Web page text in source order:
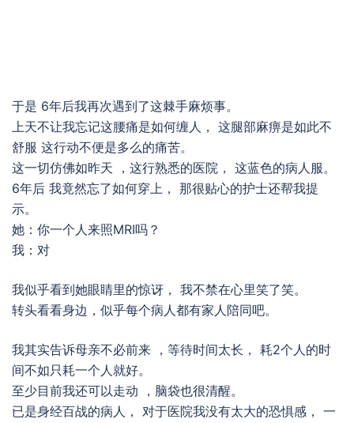
于是 6年后我再次遇到了这棘手麻烦事。
上天不让我忘记这腰痛是如何缠人， 这腿部麻痹是如此不
舒服 这行动不便是多么的痛苦。
这一切仿佛如昨天 ，这行熟悉的医院， 这蓝色的病人服。
6年后 我竟然忘了如何穿上， 那很贴心的护士还帮我提
示。
她：你一个人来照MRI吗？
我：对
我似乎看到她眼睛里的惊讶， 我不禁在心里笑了笑。
转头看看身边，似乎每个病人都有家人陪同吧。
我其实告诉母亲不必前来 ，等待时间太长， 耗2个人的时
间不如只耗一个人就好。
至少目前我还可以走动 ，脑袋也很清醒。
已是身经百战的病人， 对于医院我没有太大的恐惧感， 一